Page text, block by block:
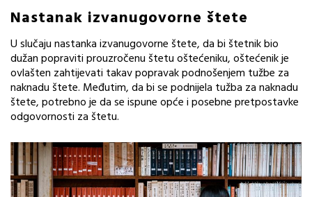
Nastanak izvanugovorne štete
U slučaju nastanka izvanugovorne štete, da bi štetnik bio
dužan popraviti prouzročenu štetu oštećeniku, oštećenik je
ovlašten zahtijevati takav popravak podnošenjem tužbe za
naknadu štete. Međutim, da bi se podnijela tužba za naknadu
štete, potrebno je da se ispune opće i posebne pretpostavke
odgovornosti za štetu.